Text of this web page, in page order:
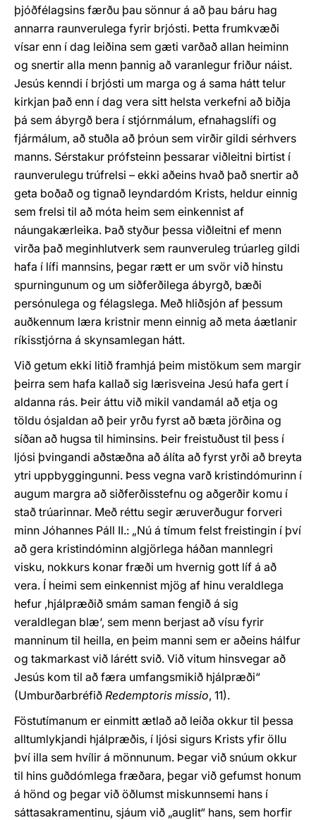
þjóðfélagsins færðu þau sönnur á að þau báru hag
annarra raunverulega fyrir brjósti. Þetta frumkvæði
vísar enn í dag leiðina sem gæti varðað allan heiminn
og snertir alla menn þannig að varanlegur friður náist.
Jesús kenndi í brjósti um marga og á sama hátt telur
kirkjan það enn í dag vera sitt helsta verkefni að biðja
þá sem ábyrgð bera í stjórnmálum, efnahagslífi og
fjármálum, að stuðla að þróun sem virðir gildi sérhvers
manns. Sérstakur prófsteinn þessarar viðleitni birtist í
raunverulegu trúfrelsi – ekki aðeins hvað það snertir að
geta boðað og tignað leyndardóm Krists, heldur einnig
sem frelsi til að móta heim sem einkennist af
náungakærleika. Það styður þessa viðleitni ef menn
virða það meginhlutverk sem raunveruleg trúarleg gildi
hafa í lífi mannsins, þegar rætt er um svör við hinstu
spurningunum og um siðferðilega ábyrgð, bæði
persónulega og félagslega. Með hliðsjón af þessum
auðkennum læra kristnir menn einnig að meta áætlanir
ríkisstjórna á skynsamlegan hátt.
Við getum ekki litið framhjá þeim mistökum sem margir
þeirra sem hafa kallað sig lærisveina Jesú hafa gert í
aldanna rás. Þeir áttu við mikil vandamál að etja og
töldu ósjaldan að þeir yrðu fyrst að bæta jörðina og
síðan að hugsa til himinsins. Þeir freistuðust til þess í
ljósi þvingandi aðstæðna að álíta að fyrst yrði að breyta
ytri uppbyggingunni. Þess vegna varð kristindómurinn í
augum margra að siðferðisstefnu og aðgerðir komu í
stað trúarinnar. Með réttu segir æruverðugur forveri
minn Jóhannes Páll II.: „Nú á tímum felst freistingin í því
að gera kristindóminn algjörlega háðan mannlegri
visku, nokkurs konar fræði um hvernig gott líf á að
vera. Í heimi sem einkennist mjög af hinu veraldlega
hefur ,hjálpræðið smám saman fengið á sig
veraldlegan blæ‘, sem menn berjast að vísu fyrir
manninum til heilla, en þeim manni sem er aðeins hálfur
og takmarkast við lárétt svið. Við vitum hinsvegar að
Jesús kom til að færa umfangsmikið hjálpræði“
(Umburðarbréfið Redemptoris missio, 11).
Föstutímanum er einmitt ætlað að leiða okkur til þessa
alltumlykjandi hjálpræðis, í ljósi sigurs Krists yfir öllu
því illa sem hvílir á mönnunum. Þegar við snúum okkur
til hins guðdómlega fræðara, þegar við gefumst honum
á hönd og þegar við öðlumst miskunnsemi hans í
sáttasakramentinu, sjáum við „auglit“ hans, sem horfir